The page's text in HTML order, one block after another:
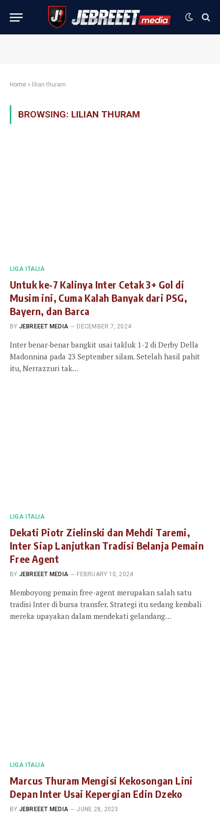
Home » lilian thuram
BROWSING: LILIAN THURAM
LIGA ITALIA
Untuk ke-7 Kalinya Inter Cetak 3+ Gol di
Musim ini, Cuma Kalah Banyak dari PSG,
Bayern, dan Barca
BY JEBREEET MEDIA DECEMBER 7, 2024
Inter benar-benar bangkit usai takluk 1-2 di Derby Della
Madonnina pada 23 September silam. Setelah hasil pahit
itu, Nerrazzuri tak…
LIGA ITALIA
Dekati Piotr Zielinski dan Mehdi Taremi,
Inter Siap Lanjutkan Tradisi Belanja Pemain
Free Agent
BY JEBREEET MEDIA FEBRUARY 10, 2024
Memboyong pemain free-agent merupakan salah satu
tradisi Inter di bursa transfer. Strategi itu sedang kembali
mereka upayakan dalam mendekati gelandang…
LIGA ITALIA
Marcus Thuram Mengisi Kekosongan Lini
Depan Inter Usai Kepergian Edin Dzeko
BY JEBREEET MEDIA JUNE 28, 2023